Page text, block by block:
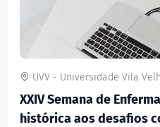
UVV - Universidade Vila
XXIV Semana de
histórica aos desafios